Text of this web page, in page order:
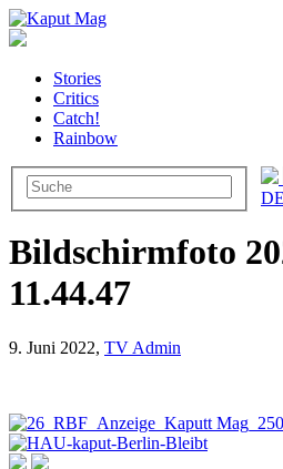
Stories
Critics
Catch!
Rainbow
DE
Bildschirmfoto
11.44.47
9. Juni 2022, TV Admin